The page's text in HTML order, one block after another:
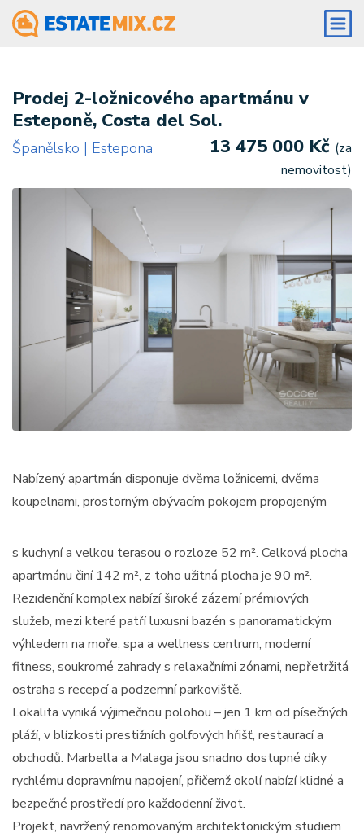
Prodej 2-ložnicového apartmánu v
Esteponě, Costa del Sol.
Španělsko | Estepona 13 475 000 Kč (za
nemovitost)
Nabízený apartmán disponuje dvěma ložnicemi, dvěma
koupelnami, prostorným obývacím pokojem propojeným
s kuchyní a velkou terasou o rozloze 52 m². Celková plocha
apartmánu činí 142 m², z toho užitná plocha je 90 m².
Rezidenční komplex nabízí široké zázemí prémiových
služeb, mezi které patří luxusní bazén s panoramatickým
výhledem na moře, spa a wellness centrum, moderní
fitness, soukromé zahrady s relaxačními zónami, nepřetržitá
ostraha s recepcí a podzemní parkoviště.
Lokalita vyniká výjimečnou polohou – jen 1 km od písečných
pláží, v blízkosti prestižních golfových hřišť, restaurací a
obchodů. Marbella a Malaga jsou snadno dostupné díky
rychlému dopravnímu napojení, přičemž okolí nabízí klidné a
bezpečné prostředí pro každodenní život.
Projekt, navržený renomovaným architektonickým studiem